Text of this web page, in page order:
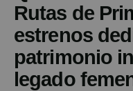
Rutas de
estrenos
patrimonio
legado